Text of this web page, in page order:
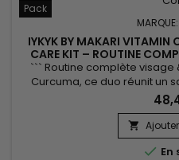
Pack
MARQUE:
IYKYK BY MAKARI VITAMIN
CARE KIT – ROUTINE
VITAMINE C
``` Routine complète visage
Curcuma, ce duo réunit un
crème corps pour nettoyer,
de la peau au quotidien.
Beurre de Karité, la formule
améliorer

 En